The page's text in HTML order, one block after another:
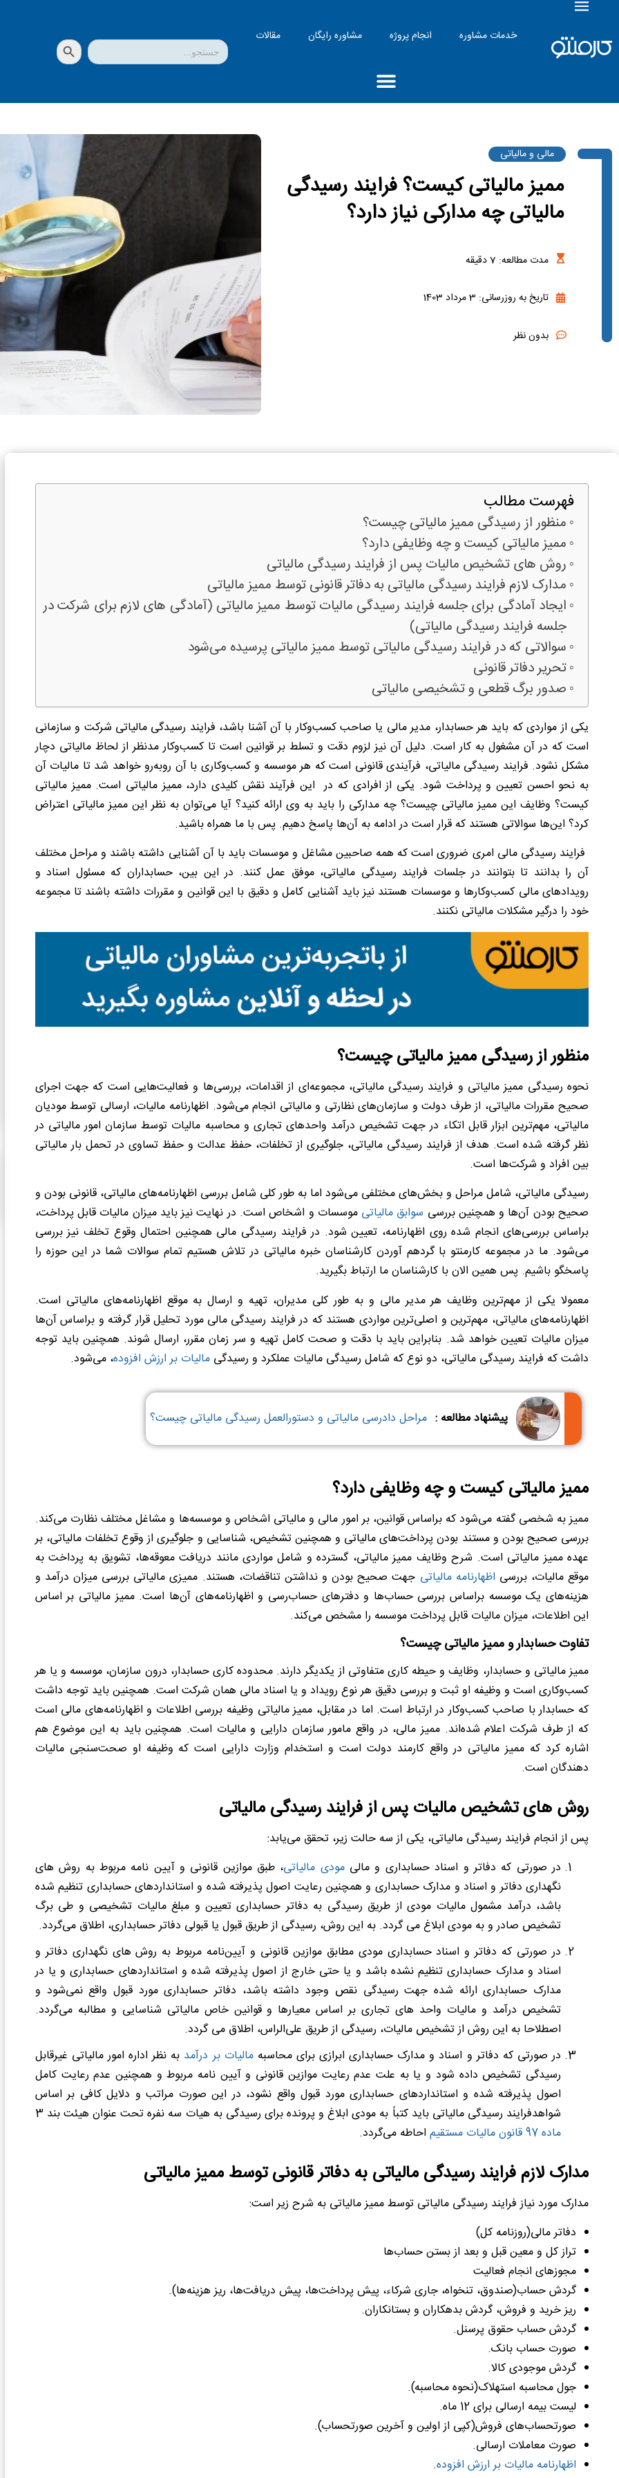
خدمات مشاوره انجام پروژه مشاوره رایگان مقالات جستجو
برای:
دکمه جستجو
مالی و مالیاتی
ممیز مالیاتی کیست؟ فرایند رسیدگی
مالیاتی چه مدارکی نیاز دارد؟
مدت مطالعه: 7دقیقه
تاریخ به روزرسانی: 3 مرداد 1403
بدون نظر
فهرست مطالب
منظور از رسیدگی ممیز مالیاتی چیست؟
ممیز مالیاتی کیست و چه وظایفی دارد؟
روش های تشخیص مالیات پس از فرایند رسیدگی مالیاتی
مدارک لازم فرایند رسیدگی مالیاتی به دفاتر قانونی توسط ممیز مالیاتی
ایجاد آمادگی برای جلسه فرایند رسیدگی مالیات توسط ممیز مالیاتی (آمادگی های لازم برای شرکت در
جلسه فرایند رسیدگی مالیاتی)
سوالاتی که در فرایند رسیدگی مالیاتی توسط ممیز مالیاتی پرسیده می‌شود
تحریر دفاتر قانونی
صدور برگ قطعی و تشخیصی مالیاتی
یکی از مواردی که باید هر حسابدار، مدیر مالی یا صاحب کسب‌وکار با آن آشنا باشد، فرایند رسیدگی مالیاتی شرکت و سازمانی
است که در آن مشغول به کار است. دلیل آن نیز لزوم دقت و تسلط بر قوانین است تا کسب‌وکار مدنظر از لحاظ مالیاتی دچار
مشکل نشود. فرایند رسیدگی مالیاتی، فرآیندی قانونی است که هر موسسه و کسب‌وکاری با آن رو‌به‌رو خواهد شد تا مالیات آن
به نحو احسن تعیین و پرداخت شود. یکی از افرادی که در این فرآیند نقش کلیدی دارد، ممیز مالیاتی است. ممیز مالیاتی
کیست؟ وظایف این ممیز مالیاتی چیست؟ چه مدارکی را باید به وی ارائه کنید؟ آیا می‌توان به نظر این ممیز مالیاتی اعتراض
کرد؟ این‌ها سوالاتی هستند که قرار است در ادامه به آن‌ها پاسخ دهیم. پس با ما همراه باشید.
فرایند رسیدگی مالی امری ضروری است که همه صاحبین مشاغل و موسسات باید با آن آشنایی داشته باشند و مراحل مختلف
آن را بدانند تا بتوانند در جلسات فرایند رسیدگی مالیاتی، موفق عمل کنند. در این بین، حسابداران که مسئول اسناد و
رویدادهای مالی کسب‌وکارها و موسسات هستند نیز باید آشنایی کامل و دقیق با این قوانین و مقررات داشته باشند تا مجموعه
خود را درگیر مشکلات مالیاتی نکنند.
منظور از رسیدگی ممیز مالیاتی چیست؟
نحوه رسیدگی ممیز مالیاتی و فرایند رسیدگی مالیاتی، مجموعه‌ای از اقدامات، بررسی‌ها و فعالیت‌هایی است که جهت اجرای
صحیح مقررات مالیاتی، از طرف دولت و سازمان‌های نظارتی و مالیاتی انجام می‌شود. اظهارنامه مالیات، ارسالی توسط مودیان
مالیاتی، مهم‌ترین ابزار قابل اتکاء در جهت تشخیص درآمد واحدهای تجاری و محاسبه مالیات توسط سازمان امور مالیاتی در
نظر گرفته شده است. هدف از فرایند رسیدگی مالیاتی، جلوگیری از تخلفات، حفظ عدالت و حفظ تساوی در تحمل بار مالیاتی
بین افراد و شرکت‌ها است.
رسیدگی مالیاتی، شامل مراحل و بخش‌های مختلفی می‌شود اما به طور کلی شامل بررسی اظهارنامه‌های مالیاتی، قانونی بودن و
صحیح بودن آن‌ها و همچنین بررسی سوابق مالیاتی موسسات و اشخاص است. در نهایت نیز باید میزان مالیات قابل پرداخت،
براساس بررسی‌های انجام شده روی اظهارنامه، تعیین شود. در فرایند رسیدگی مالی همچنین احتمال وقوع تخلف نیز بررسی
می‌شود. ما در مجموعه کارمنتو با گردهم آوردن کارشناسان خبره مالیاتی در تلاش هستیم تمام سوالات شما در این حوزه را
پاسخگو باشیم. پس همین الان با کارشناسان ما ارتباط بگیرید.
معمولا یکی از مهم‌ترین وظایف هر مدیر مالی و به طور کلی مدیران، تهیه و ارسال به موقع اظهارنامه‌های مالیاتی است.
اظهارنامه‌های مالیاتی، مهم‌ترین و اصلی‌ترین مواردی هستند که در فرایند رسیدگی مالی مورد تحلیل قرار گرفته و براساس آن‌ها
میزان مالیات تعیین خواهد شد. بنابراین باید با دقت و صحت کامل تهیه و سر زمان مقرر، ارسال شوند. همچنین باید توجه
داشت که فرایند رسیدگی مالیاتی، دو نوع که شامل رسیدگی مالیات عملکرد و رسیدگی مالیات بر ارزش افزوده، می‌شود.
پیشنهاد مطالعه : مراحل دادرسی مالیاتی و دستورالعمل رسیدگی مالیاتی چیست؟
ممیز مالیاتی کیست و چه وظایفی دارد؟
ممیز به شخصی گفته می‌شود که براساس قوانین، بر امور مالی و مالیاتی اشخاص و موسسه‌ها و مشاغل مختلف نظارت می‌کند.
بررسی صحیح بودن و مستند بودن پرداخت‌های مالیاتی و همچنین تشخیص، شناسایی و جلوگیری از وقوع تخلفات مالیاتی، بر
عهده ممیز مالیاتی است. شرح وظایف ممیز مالیاتی، گسترده و شامل مواردی مانند دریافت معوقه‌ها، تشویق به پرداخت به
موقع مالیات، بررسی اظهارنامه مالیاتی جهت صحیح بودن و نداشتن تناقضات، هستند. ممیزی مالیاتی بررسی میزان درآمد و
هزینه‌های یک موسسه براساس بررسی حساب‌ها و دفترهای حساب‌رسی و اظهارنامه‌های آن‌ها است. ممیز مالیاتی بر اساس
این اطلاعات، میزان مالیات قابل پرداخت موسسه را مشخص می‌کند.
تفاوت حسابدار و ممیز مالیاتی چیست؟
ممیز مالیاتی و حسابدار، وظایف و حیطه کاری متفاوتی از یکدیگر دارند. محدوده کاری حسابدار، درون سازمان، موسسه و یا هر
کسب‌وکاری است و وظیفه او ثبت و بررسی دقیق هر نوع رویداد و یا اسناد مالی همان شرکت است. همچنین باید توجه داشت
که حسابدار با صاحب کسب‌و‌کار در ارتباط است. اما در مقابل، ممیز مالیاتی وظیفه بررسی اطلاعات و اظهارنامه‌های مالی است
که از طرف شرکت اعلام شده‌اند. ممیز مالی، در واقع مامور سازمان دارایی و مالیات است. همچنین باید به این موضوع هم
اشاره کرد که ممیز مالیاتی در واقع کارمند دولت است و استخدام وزارت دارایی است که وظیفه او صحت‌سنجی مالیات
دهند‌گان است.
روش های تشخیص مالیات پس از فرایند رسیدگی مالیاتی
پس از انجام فرایند رسیدگی مالیاتی، یکی از سه حالت زیر، تحقق می‌یابد:
در صورتی که دفاتر و اسناد حسابداری و مالیمودی مالیاتی، طبق موازین قانونی و آیین نامه مربوط به روش های
نگهداری دفاتر و اسناد و مدارک حسابداری و همچنین رعایت اصول پذیرفته شده و استانداردهای حسابداری تنظیم شده
باشد، درآمد مشمول مالیات مودی از طریق رسیدگی به دفاتر حسابداری تعیین و مبلغ مالیات تشخیصی و طی برگ
تشخیص صادر و به مودی ابلاغ می گردد. به این روش، رسیدگی از طریق قبول یا قبولی دفاتر حسابداری، اطلاق می‌گردد.
در صورتی که دفاتر و اسناد حسابداری مودی مطابق موازین قانونی و آیین‌نامه مربوط به روش های نگهداری دفاتر و
اسناد و مدارک حسابداری تنظیم نشده باشد و یا حتی خارج از اصول پذیرفته شده و استانداردهای حسابداری و یا در
مدارک حسابداری ارائه شده جهت رسیدگی نقص وجود داشته باشد، دفاتر حسابداری مورد قبول واقع نمی‌شود و
تشخیص درآمد و مالیات واحد های تجاری بر اساس معیارها و قوانین خاص مالیاتی شناسایی و مطالبه می‌گردد.
اصطلاحا به این روش از تشخیص مالیات، رسیدگی از طریق علی‌الراس، اطلاق می گردد.
در صورتی که دفاتر و اسناد و مدارک حسابداری ابرازی برای محاسبهمالیات بر درآمد به نظر اداره امور مالیاتی غیرقابل
رسیدگی تشخیص داده شود و یا به علت عدم رعایت موازین قانونی و آیین نامه مربوط و همچنین عدم رعایت کامل
اصول پذیرفته شده و استانداردهای حسابداری مورد قبول واقع نشود، در این صورت مراتب و دلایل کافی بر اساس
شواهدفرایند رسیدگی مالیاتی باید کتباً به مودی ابلاغ و پرونده برای رسیدگی به هیات سه نفره تحت عنوان هیئت بند 3
ماده 97 قانون مالیات مستقیم
احاطه می‌گردد.
مدارک لازم فرایند رسیدگی مالیاتی به دفاتر قانونی توسط ممیز مالیاتی
مدارک مورد نیاز فرایند رسیدگی مالیاتی توسط ممیز مالیاتی به شرح زیر است:
دفاتر مالی(روزنامه کل)
تراز کل و معین قبل و بعد از بستن حساب‌ها
مجوزهای انجام فعالیت
گردش حساب(صندوق، تنخواه، جاری شرکاء، پیش پرداخت‌ها، پیش دریافت‌ها، ریز هزینه‌ها).
ریز خرید و فروش، گردش بدهکاران و بستانکاران.
گردش حساب حقوق پرسنل.
صورت حساب بانک.
گردش موجودی کالا.
جول محاسبه استهلاک(نحوه محاسبه).
لیست بیمه ارسالی برای 12 ماه.
صورتحساب‌های فروش(کپی از اولین و آخرین صورتحساب).
صورت معاملات ارسالی.
اظهارنامه مالیات بر ارزش افزوده.